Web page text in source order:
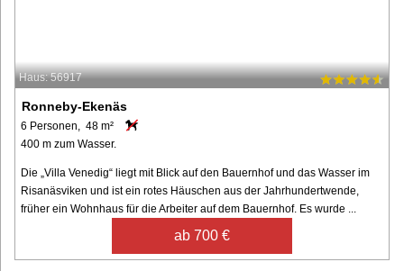
Haus: 56917
Ronneby-Ekenäs
6 Personen, 48 m²
400 m zum Wasser.
Die „Villa Venedig“ liegt mit Blick auf den Bauernhof und das Wasser im
Risanäsviken und ist ein rotes Häuschen aus der Jahrhundertwende,
früher ein Wohnhaus für die Arbeiter auf dem Bauernhof. Es wurde ...
ab 700 €